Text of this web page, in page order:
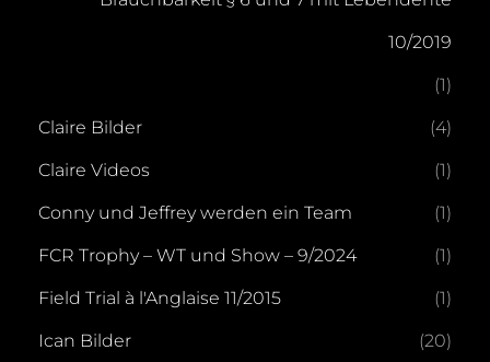
10/2019
(1)
Claire Bilder (4)
Claire Videos (1)
Conny und Jeffrey werden ein Team (1)
FCR Trophy – WT und Show – 9/2024 (1)
Field Trial à l'Anglaise 11/2015 (1)
Ican Bilder (20)